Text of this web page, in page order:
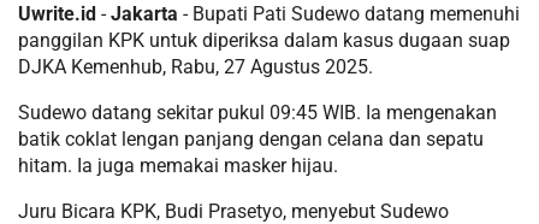
Uwrite.id -Jakarta - Bupati Pati Sudewo datang memenuhi
panggilan KPK untuk diperiksa dalam kasus dugaan suap
DJKA Kemenhub, Rabu, 27 Agustus 2025.
Sudewo datang sekitar pukul 09:45 WIB. Ia mengenakan
batik coklat lengan panjang dengan celana dan sepatu
hitam. Ia juga memakai masker hijau.
Juru Bicara KPK, Budi Prasetyo, menyebut Sudewo